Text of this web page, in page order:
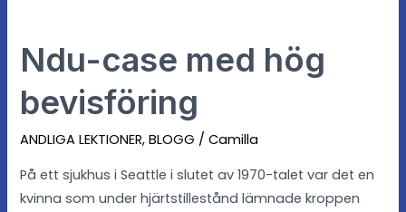
Ndu-case med hög
bevisföring
ANDLIGA LEKTIONER,BLOGG /Camilla
På ett sjukhus i Seattle i slutet av 1970-talet var det en
kvinna som under hjärtstillestånd lämnade kroppen
Ndu-
case
med
bevisföring